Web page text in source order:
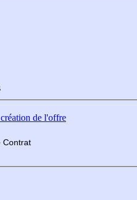
de l'offre
Contrat